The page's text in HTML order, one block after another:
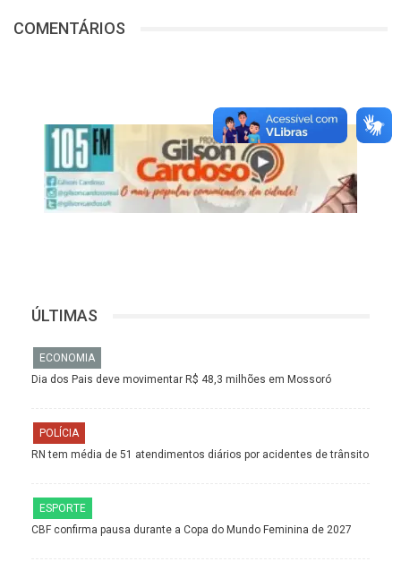
COMENTÁRIOS
ÚLTIMAS
ECONOMIA
Dia dos Pais deve movimentar R$ 48,3 milhões em Mossoró
POLÍCIA
RN tem média de 51 atendimentos diários por acidentes de trânsito
ESPORTE
CBF confirma pausa durante a Copa do Mundo Feminina de 2027